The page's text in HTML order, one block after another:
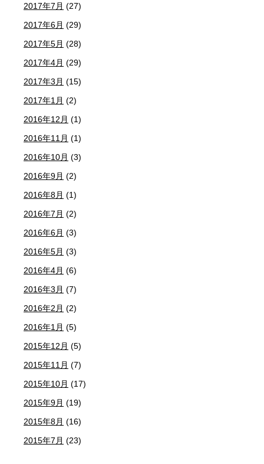
2017年7月 (27)
2017年6月 (29)
2017年5月 (28)
2017年4月 (29)
2017年3月 (15)
2017年1月 (2)
2016年12月 (1)
2016年11月 (1)
2016年10月 (3)
2016年9月 (2)
2016年8月 (1)
2016年7月 (2)
2016年6月 (3)
2016年5月 (3)
2016年4月 (6)
2016年3月 (7)
2016年2月 (2)
2016年1月 (5)
2015年12月 (5)
2015年11月 (7)
2015年10月 (17)
2015年9月 (19)
2015年8月 (16)
2015年7月 (23)